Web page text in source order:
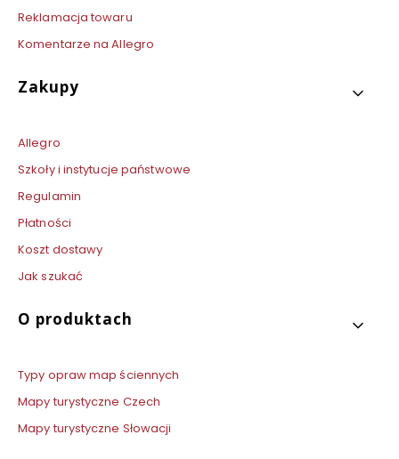
Reklamacja towaru
Komentarze na Allegro
Zakupy
Allegro
Szkoły i instytucje państwowe
Regulamin
Płatności
Koszt dostawy
Jak szukać
O produktach
Typy opraw map ściennych
Mapy turystyczne Czech
Mapy turystyczne Słowacji